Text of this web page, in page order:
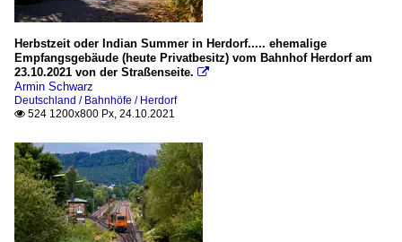
Herbstzeit oder Indian Summer in Herdorf..... ehemalige
Empfangsgebäude (heute Privatbesitz) vom Bahnhof Herdorf am
23.10.2021 von der Straßenseite. 
Armin Schwarz
Deutschland / Bahnhöfe / Herdorf
 524 1200x800 Px, 24.10.2021